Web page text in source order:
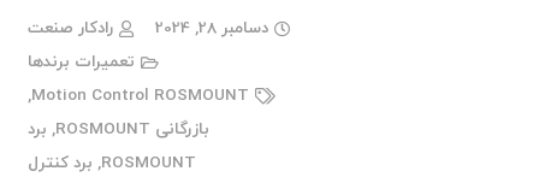
دسامبر 28, 2024
رادکار صنعت
تعمیرات برندها
Motion Control ROSMOUNT
,
بازرگانی ROSMOUNT
, برد
ROSMOUNT
, برد کنترل